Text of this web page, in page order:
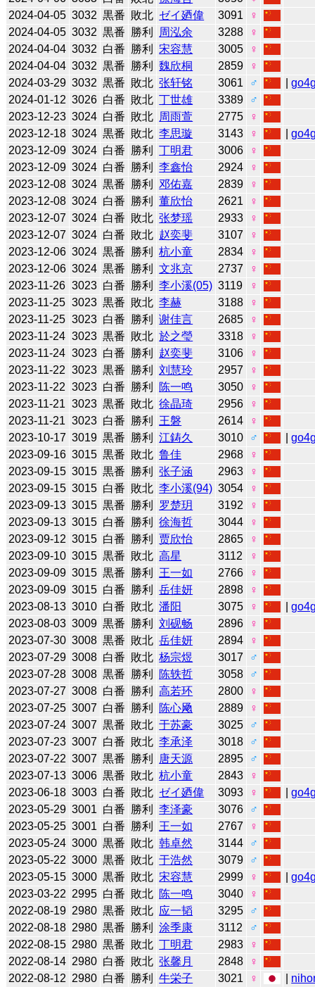
2024-04-05 3032 黒番 敗北 ゼイ廼偉 3091
♀
2024-04-05 3032 黒番 勝利 周泓余 3288
♀
2024-04-04 3032 白番 勝利 宋容慧 3005
♀
2024-04-04 3032 黒番 勝利 魏欣桐 2859
♀
2024-03-29 3032 黒番 敗北 张轩铭 3061 ♂ |
2024-01-12 3026 白番 敗北 丁世雄 3389
♂
2023-12-23 3024 白番 敗北 周雨萱 2775
♀
2023-12-18 3024 黒番 敗北 李思璇 3143 ♀ |
2023-12-09 3024 白番 勝利 丁明君 3006
♀
2023-12-09 3024 白番 勝利 李鑫怡 2924
♀
2023-12-08 3024 黒番 勝利 邓佑嘉 2839
♀
2023-12-08 3024 白番 勝利 董欣怡 2621
♀
2023-12-07 3024 白番 敗北 张梦瑶 2933
♀
2023-12-07 3024 白番 敗北 赵奕斐 3107
♀
2023-12-06 3024 黒番 勝利 杭小童 2834
♀
2023-12-06 3024 黒番 勝利 文兆京 2737
♀
2023-11-26 3023 白番 勝利 李小溪(05) 3119
♀
2023-11-25 3023 黒番 敗北 李赫 3188
♀
2023-11-25 3023 白番 勝利 谢佳言 2685
♀
2023-11-24 3023 黒番 敗北 於之瑩 3318
♀
2023-11-24 3023 白番 勝利 赵奕斐 3106
♀
2023-11-22 3023 黒番 勝利 刘慧玲 2957
♀
2023-11-22 3023 白番 勝利 陈一鸣 3050
♀
2023-11-21 3023 黒番 敗北 徐晶琦 2956
♀
2023-11-21 3023 白番 勝利 王磐 2614
♀
2023-10-17 3019 黒番 勝利 江鋳久 3010 ♂ |
2023-09-16 3015 黒番 敗北 鲁佳 2968
♀
2023-09-15 3015 黒番 勝利 张子涵 2963
♀
2023-09-15 3015 白番 敗北 李小溪(94) 3054
♀
2023-09-13 3015 黒番 勝利 罗楚玥 3192
♀
2023-09-13 3015 白番 勝利 徐海哲 3044
♀
2023-09-12 3015 白番 勝利 贾欣怡 2865
♀
2023-09-10 3015 黒番 敗北 高星 3112
♀
2023-09-09 3015 黒番 勝利 王一如 2766
♀
2023-09-09 3015 白番 勝利 岳佳妍 2898
♀
2023-08-13 3010 白番 敗北 潘阳 3075 ♀ |
2023-08-03 3009 黒番 勝利 刘砚畅 2896
♀
2023-07-30 3008 黒番 敗北 岳佳妍 2894
♀
2023-07-29 3008 白番 敗北 杨宗煜 3017
♂
2023-07-28 3008 黒番 勝利 陈轶哲 3058
♂
2023-07-27 3008 白番 勝利 高若环 2800
♀
2023-07-25 3007 白番 勝利 陈心飏 2889
♀
2023-07-24 3007 黒番 敗北 于苏豪 3025
♂
2023-07-23 3007 白番 敗北 李承泽 3018
♂
2023-07-22 3007 黒番 勝利 唐天源 2895
♂
2023-07-13 3006 黒番 敗北 杭小童 2843
♀
2023-06-18 3003 白番 敗北 ゼイ廼偉 3093 ♀ |
2023-05-29 3001 白番 勝利 李泽豪 3076
♂
2023-05-25 3001 白番 勝利 王一如 2767
♀
2023-05-24 3000 黒番 敗北 韩卓然 3144
♂
2023-05-22 3000 黒番 敗北 于浩然 3079
♂
2023-05-15 3000 黒番 敗北 宋容慧 2999 ♀ |
2023-03-22 2995 白番 敗北 陈一鸣 3040
♀
2022-08-19 2980 黒番 敗北 应一韬 3295
♂
2022-08-18 2980 黒番 勝利 涂季康 3112
♂
2022-08-15 2980 黒番 敗北 丁明君 2983
♀
2022-08-14 2980 白番 敗北 张馨月 2848
♀
2022-08-12 2980 白番 勝利 牛栄子 3021 ♀